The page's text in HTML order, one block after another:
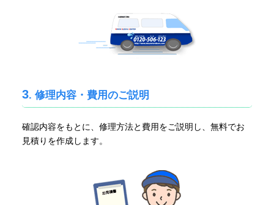
3. 修理内容・費用のご説明
確認内容をもとに、修理方法と費用をご説明し、無料でお
見積りを作成します。